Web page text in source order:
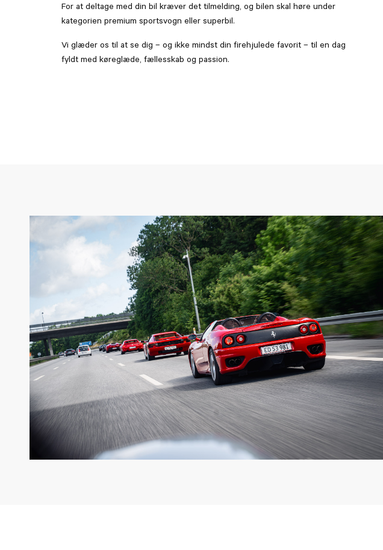
For at deltage med din bil kræver det tilmelding, og bilen skal høre under
kategorien premium sportsvogn eller superbil.
Vi glæder os til at se dig – og ikke mindst din firehjulede favorit – til en dag
fyldt med køreglæde, fællesskab og passion.